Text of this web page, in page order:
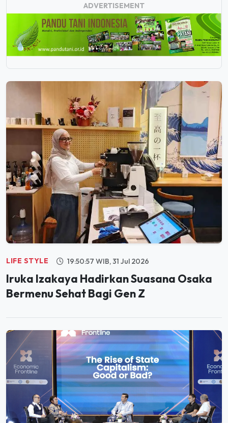
ADVERTISEMENT
LIFE STYLE 19:50:57 WIB, 31 Jul 2026
Iruka Izakaya Hadirkan Suasana Osaka
Bermenu Sehat Bagi Gen Z